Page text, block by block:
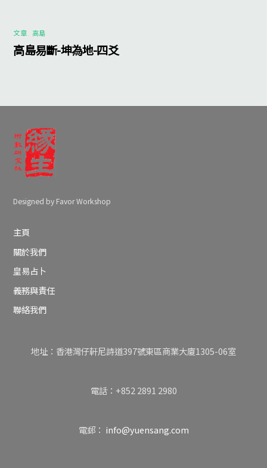
文章 高島
高島易斷-坤為地-四爻
Designed by Favor Workshop
主頁
關於我們
皇易占卜
義務與責任
聯絡我們
地址：香港灣仔軒尼詩道397號東區商業大廈1305-06室
電話：+852 2891 2980
電郵： info@yuensang.com